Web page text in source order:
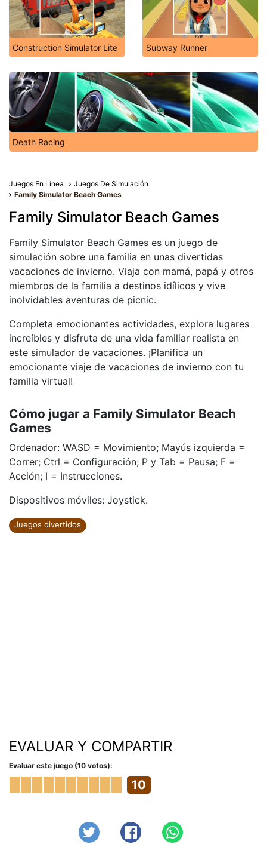
Construction Simulator Lite Subway Runner
Death Racing
Juegos En Línea
Juegos De Simulación
Family Simulator Beach Games
Family Simulator Beach Games
Family Simulator Beach Games es un juego de
simulación sobre una familia en unas divertidas
vacaciones de invierno. Viaja con mamá, papá y otros
miembros de la familia a destinos idílicos y vive
inolvidables aventuras de picnic.
Completa emocionantes actividades, explora lugares
increíbles y disfruta de una vida familiar realista en
este simulador de vacaciones. ¡Planifica un
emocionante viaje de vacaciones de invierno con tu
familia virtual!
Cómo jugar a Family Simulator Beach
Games
Ordenador: WASD = Movimiento; Mayús izquierda =
Correr; Ctrl = Configuración; P y Tab = Pausa; F =
Acción; I = Instrucciones.
Dispositivos móviles: Joystick.
Juegos divertidos
EVALUAR Y COMPARTIR
Evaluar este juego (10 votos):
10